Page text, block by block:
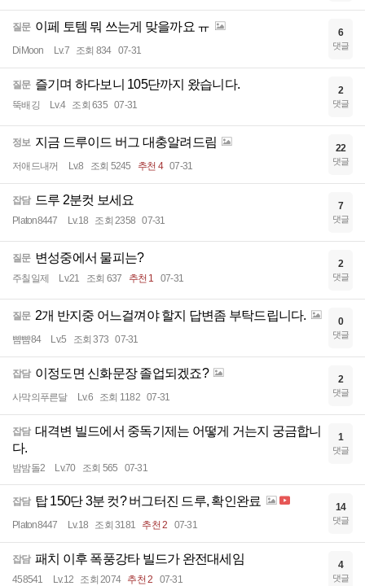
질문 이페 토템 뭐 쓰는게 맞을까요 ㅠ
DiMoon Lv.7 조회 834 07-31
6
댓글
질문 즐기며 하다보니 105단까지 왔습니다.
뚝배깅 Lv.4 조회 635 07-31
2
댓글
정보 지금 드루이드 버그 대충알려드림
저애드내꺼 Lv.8 조회 5245 추천 4 07-31
22
댓글
잡담 드루 2분컷 보세요
Platon8447 Lv.18 조회 2358 07-31
7
댓글
질문 변성중에서 물피는?
주칠일제 Lv.21 조회 637 추천 1 07-31
2
댓글
질문 2개 반지중 어느걸껴야 할지 답변좀 부탁드립니다.
뺨뺨84 Lv.5 조회 373 07-31
0
댓글
잡담 이정도면 신화문장 졸업되겠죠?
사막의푸른달 Lv.6 조회 1182 07-31
2
댓글
잡담 대격변 빌드에서 중독기제는 어떻게 거는지 궁금합니
다.
밤밤돌2 Lv.70 조회 565 07-31
1
댓글
잡담 탑 150단 3분 컷? 버그터진 드루, 확인완료
Platon8447 Lv.18 조회 3181 추천 2 07-31
14
댓글
잡담 패치 이후 폭풍강타 빌드가 완전대세임
458541 Lv.12 조회 2074 추천 2 07-31
4
댓글